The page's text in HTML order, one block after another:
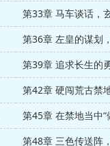
第33章 马车谈话，
第36章 左皇的谋划
第39章 追求长生的
第42章 硬闯荒古禁
第45章 在禁地当中
第48章 三色传送阵